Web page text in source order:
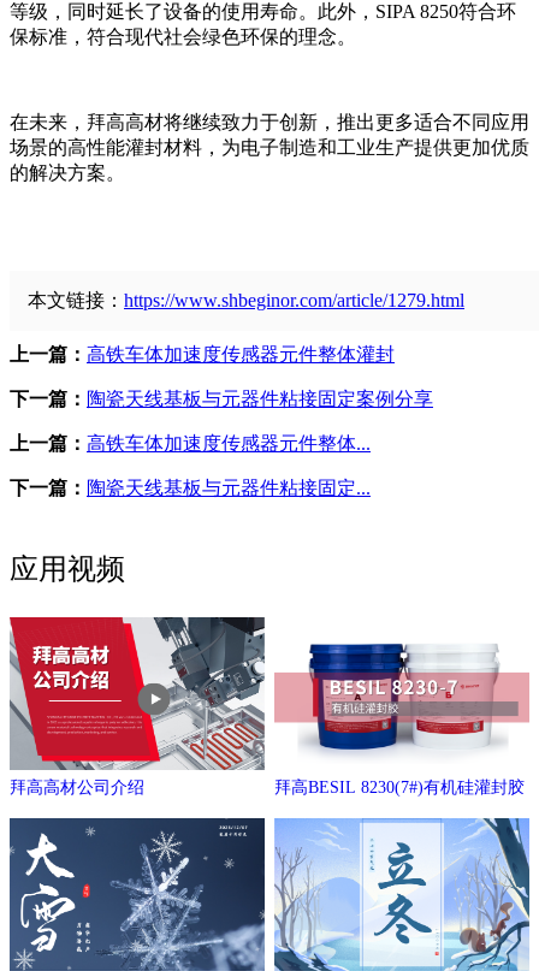
等级，同时延长了设备的使用寿命。此外，SIPA 8250符合环
保标准，符合现代社会绿色环保的理念。
在未来，拜高高材将继续致力于创新，推出更多适合不同应用
场景的高性能灌封材料，为电子制造和工业生产提供更加优质
的解决方案。
本文链接： https://www.shbeginor.com/article/1279.html
上一篇： 高铁车体加速度传感器元件整体灌封
下一篇： 陶瓷天线基板与元器件粘接固定案例分享
上一篇： 高铁车体加速度传感器元件整体...
下一篇： 陶瓷天线基板与元器件粘接固定...
应用视频
拜高高材公司介绍 拜高BESIL 8230(7#)有机硅灌封胶